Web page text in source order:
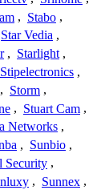
, Stabo ,
Star Vedia ,
, Starlight ,
Stipelectronics ,
, Storm ,
, Stuart Cam ,
Networks ,
, Sunbio ,
Security ,
, Sunnex ,